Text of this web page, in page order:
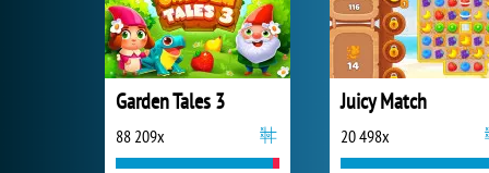
Garden Tales 3
88 209x
Juicy Match
20 498x